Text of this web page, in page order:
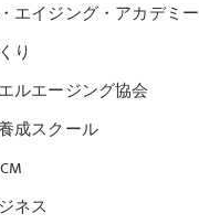
エイジング・アカデミー
り
ルエージング協会
成スクール
ネス